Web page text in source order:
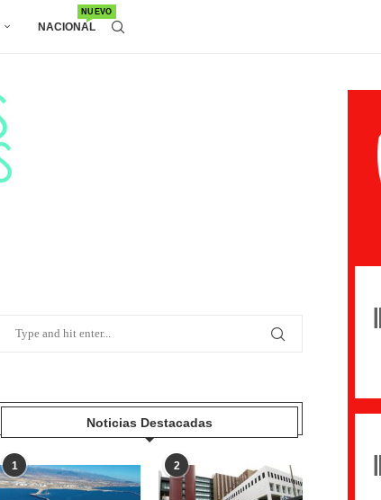
NACIONAL
NUEVO
Noticias Destacadas
1 2